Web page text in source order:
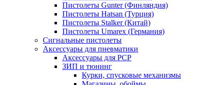
Пистолеты Gunter (Финляндия)
Пистолеты Hatsan (Турция)
Пистолеты Stalker (Китай)
Пистолеты Umarex (Германия)
Сигнальные пистолеты
Аксессуары для пневматики
Аксессуары для PCP
ЗИП и тюнинг
Курки, спусковые механизмы